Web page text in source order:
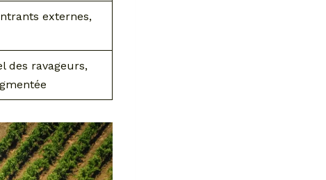
externes,
des ravageurs,